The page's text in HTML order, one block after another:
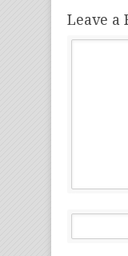
Leave a